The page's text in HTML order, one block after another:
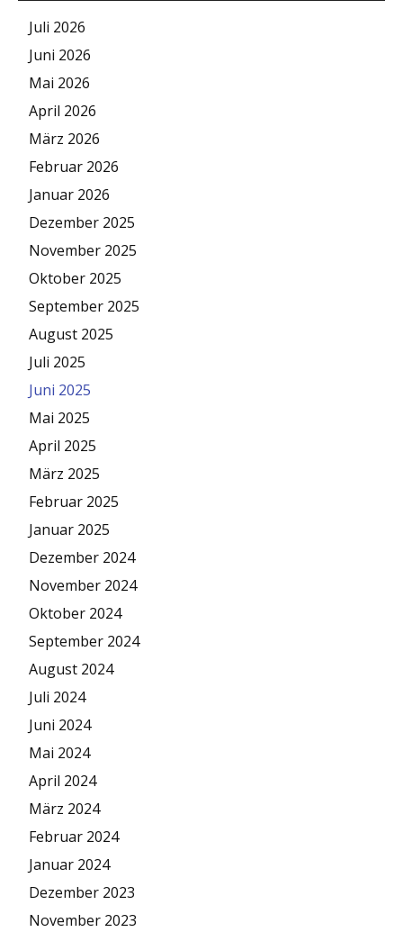
Juli 2026
Juni 2026
Mai 2026
April 2026
März 2026
Februar 2026
Januar 2026
Dezember 2025
November 2025
Oktober 2025
September 2025
August 2025
Juli 2025
Juni 2025
Mai 2025
April 2025
März 2025
Februar 2025
Januar 2025
Dezember 2024
November 2024
Oktober 2024
September 2024
August 2024
Juli 2024
Juni 2024
Mai 2024
April 2024
März 2024
Februar 2024
Januar 2024
Dezember 2023
November 2023